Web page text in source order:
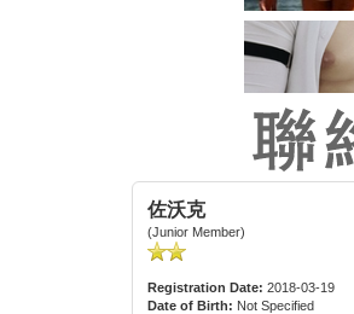
佐沃克
(Junior Member)
Registration Date: 2018-03-19
Date of Birth: Not Specified